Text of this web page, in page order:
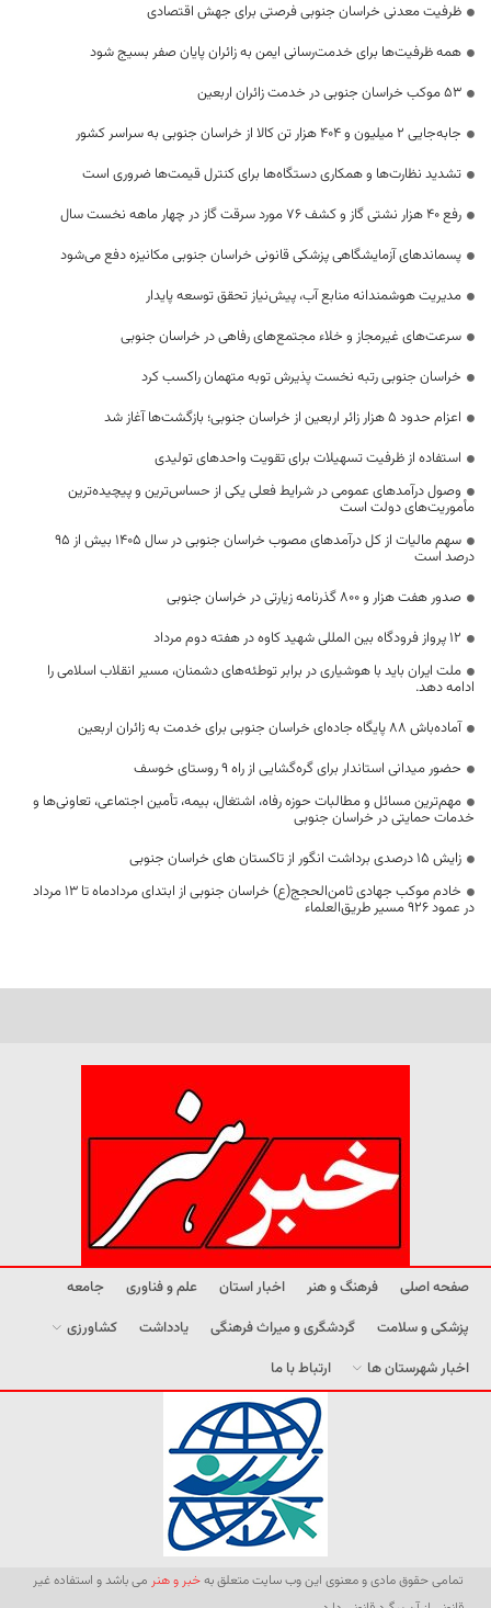
ظرفیت معدنی خراسان جنوبی فرصتی برای جهش اقتصادی
همه ظرفیت‌ها برای خدمت‌رسانی ایمن به زائران پایان صفر بسیج شود
53 موکب خراسان جنوبی در خدمت زائران اربعین
جابه‌جایی 2 میلیون و 404 هزار تن کالا از خراسان جنوبی به سراسر کشور
تشدید نظارت‌ها و همکاری دستگاه‌ها برای کنترل قیمت‌ها ضروری است
رفع 40 هزار نشتی گاز و کشف 76 مورد سرقت گاز در چهار ماهه نخست سال
پسماندهای آزمایشگاهی پزشکی قانونی خراسان جنوبی مکانیزه دفع می‌شود
مدیریت هوشمندانه منابع آب، پیش‌نیاز تحقق توسعه پایدار
سرعت‌های غیرمجاز و خلاء مجتمع‌های رفاهی در خراسان جنوبی
خراسان جنوبی رتبه نخست پذیرش توبه متهمان راکسب کرد
اعزام حدود 5 هزار زائر اربعین از خراسان جنوبی؛ بازگشت‌ها آغاز شد
استفاده از ظرفیت تسهیلات برای تقویت واحدهای تولیدی
وصول درآمدهای عمومی در شرایط فعلی یکی از حساس‌ترین و پیچیده‌ترین
مأموریت‌های دولت است
سهم مالیات از کل درآمدهای مصوب خراسان جنوبی در سال ۱۴۰۵ بیش از ۹۵
درصد است
صدور هفت هزار و ۸۰۰ گذرنامه زیارتی در خراسان جنوبی
۱۲ پرواز فرودگاه بین المللی شهید کاوه در هفته دوم مرداد
ملت ایران باید با هوشیاری در برابر توطئه‌های دشمنان، مسیر انقلاب اسلامی را
ادامه دهد.
آماده‌باش ۸۸ پایگاه جاده‌ای خراسان جنوبی برای خدمت به زائران اربعین
حضور میدانی استاندار برای گره‌گشایی از راه ۹ روستای خوسف
مهم‌ترین مسائل و مطالبات حوزه رفاه، اشتغال، بیمه، تأمین اجتماعی، تعاونی‌ها و
خدمات حمایتی در خراسان جنوبی
زایش ۱۵ درصدی برداشت انگور از تاکستان های خراسان جنوبی
خادم موکب جهادی ثامن‌الحجج(ع) خراسان جنوبی از ابتدای مردادماه تا ۱۳ مرداد
در عمود ۹۲۶ مسیر طریق‌العلماء
صفحه اصلی فرهنگ و هنر اخبار استان علم و فناوری
جامعه
پزشکی و سلامت
گردشگری و میراث فرهنگی یادداشت
کشاورزی
اخبار شهرستان ها
ارتباط با ما
تمامی حقوق مادی و معنوی این وب سایت متعلق بهخبر و هنر می باشد و استفاده غیر